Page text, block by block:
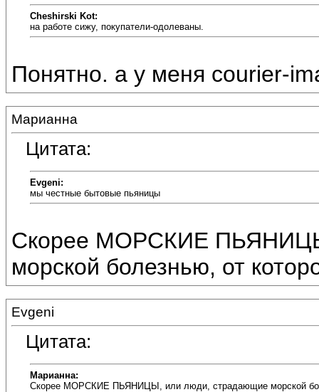
Cheshirski Kot:
на работе сижу, покупатели-одолеваны.
Понятно. а у меня courier-
Марианна
Цитата:
Evgeni:
мы честные бытовые пьяницы
Скорее МОРСКИЕ
морской болезнью, от
Evgeni
Цитата:
Марианна:
Скорее МОРСКИЕ ПЬЯНИЦЫ, или люди, страдающие морской